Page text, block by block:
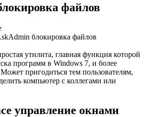
файлов
утилита, главная функция которой
программ в Windows 7, и более
пригодиться тем пользователям,
компьютер с коллегами или
управление окнами